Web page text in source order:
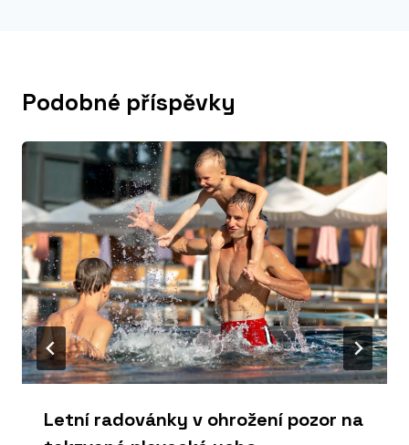
Podobné příspěvky
Letní radovánky v ohrožení pozor na